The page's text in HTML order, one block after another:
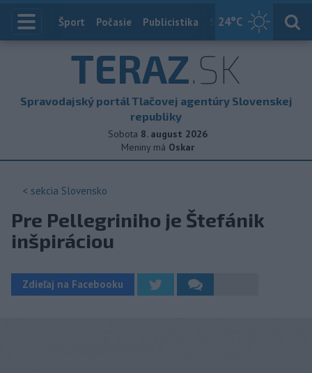
24°C
Index
Šport Počasie Publicistika Slovensko
TERAZ.SK
Spravodajský portál Tlačovej agentúry Slovenskej
republiky
Sobota 8. august 2026
Meniny má Oskar
< sekcia Slovensko
Pre Pellegriniho je Štefánik
inšpiráciou
Zdieľaj na Facebooku